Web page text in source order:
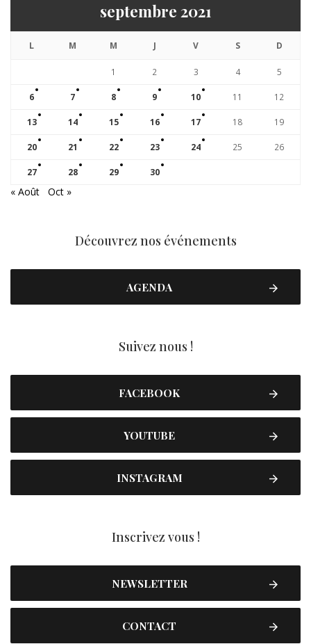
septembre 2021
L M M J V S D
1 2 3 4 5
6 7 8 9 10 11 12
13 14 15 16 17 18 19
20 21 22 23 24 25 26
27 28 29 30
« Août Oct »
Découvrez nos événements
AGENDA
Suivez nous !
FACEBOOK
YOUTUBE
INSTAGRAM
Inscrivez vous !
NEWSLETTER
CONTACT